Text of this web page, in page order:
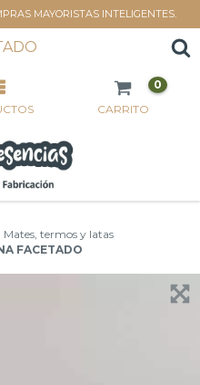
MAYORISTAS INTELIGENTES.
CARRITO
0
Mates, termos y latas
FACETADO